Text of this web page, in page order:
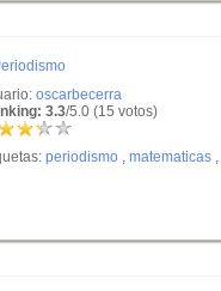
oscarbecerra
3.3/5.0 (15 votos)
periodismo , matematicas ,